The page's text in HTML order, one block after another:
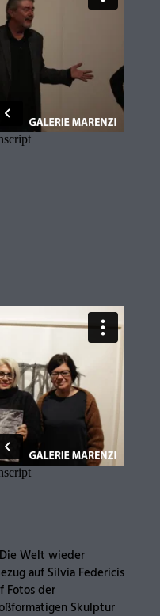
Welt wieder
auf Silvia Federicis
Fotos der
Skulptur